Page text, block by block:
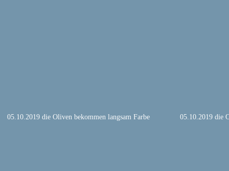
05.10.2019 die Oliven bekommen langsam Farbe 05.10.2019 die